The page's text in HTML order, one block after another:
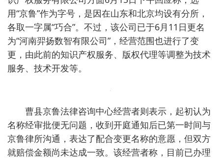
务中心”更改为现名，并于同日将经营范围更改为“法
律咨询（不含依法须律师事务所执业许可的业
务）”等。
京鲁律所认为，被告主观上具有攀附商誉的恶
意，客观上实施了足以引人误认的混淆行为，比如，
误认为原告的业务范围已拓展至法律咨询公司领域。
根据《中华人民共和国商标法》第五十七条及《中华
人民共和国反不正当竞争法》第七条之规定，涉案企
业已构成不正当竞争及商标侵权。律所请求法院判令
被告停止侵权、变更名称并赔偿经济损失5万元。